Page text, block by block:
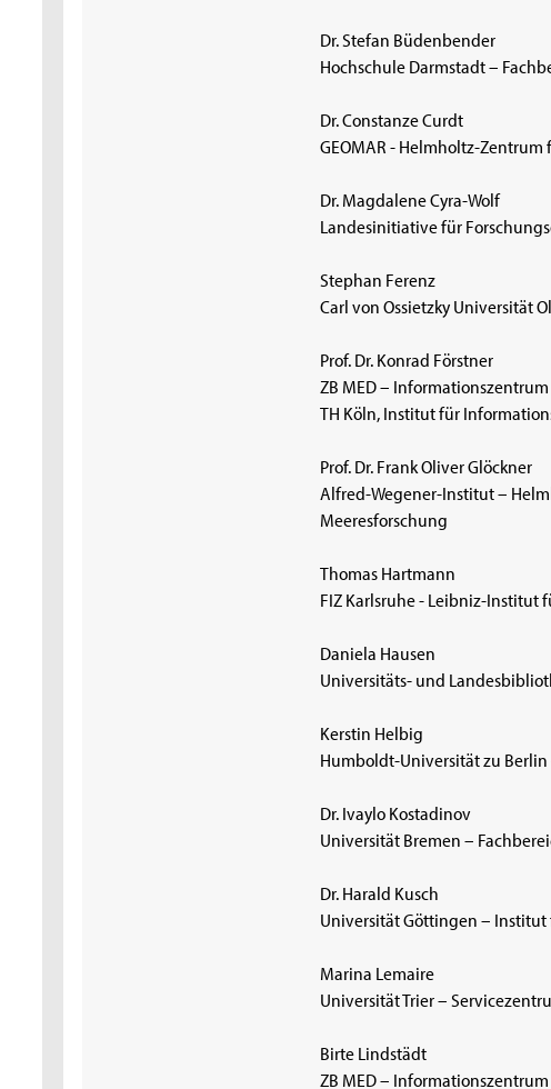
Dr. Stefan Büdenbender
Hochschule Darmstadt –
Dr. Constanze Curdt
GEOMAR - Helmholtz-
Dr. Magdalene Cyra-Wolf
Landesinitiative für
Stephan Ferenz
Carl von Ossietzky Universität
Prof. Dr. Konrad Förstner
ZB MED –
TH Köln, Institut für
Prof. Dr. Frank Oliver Glöckner
Alfred-Wegener-Institut –
Meeresforschung
Thomas Hartmann
FIZ Karlsruhe - Leibniz-Institut
Daniela Hausen
Universitäts- und
Kerstin Helbig
Humboldt-Universität zu
Dr. Ivaylo Kostadinov
Universität Bremen –
Dr. Harald Kusch
Universität Göttingen –
Marina Lemaire
Universität Trier –
Birte Lindstädt
ZB MED –